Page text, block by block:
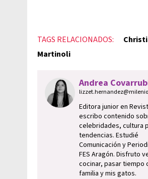
TAGS RELACIONADOS:
Martinoli
Andrea
Editora junior en
escribo contenido
celebridades, cultura
tendencias. Estudié
Comunicación y
FES Aragón. Disfruto
cocinar, pasar tiempo
familia y mis gatos.